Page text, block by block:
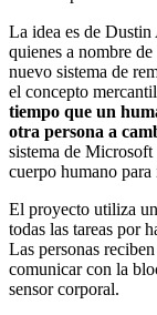
La idea es de
quienes a nombre
nuevo sistema de
el concepto
tiempo que un
otra persona a
sistema de
cuerpo humano
El proyecto utiliza
todas las tareas por
Las personas
comunicar con la
sensor corporal.